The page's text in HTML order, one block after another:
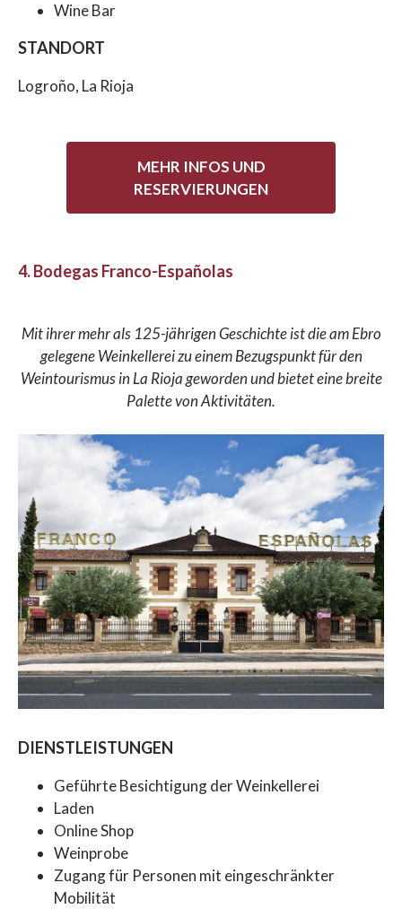
Wine Bar
STANDORT
Logroño, La Rioja
MEHR INFOS UND
RESERVIERUNGEN
4. Bodegas Franco-Españolas
Mit ihrer mehr als 125-jährigen Geschichte ist die am Ebro
gelegene Weinkellerei zu einem Bezugspunkt für den
Weintourismus in La Rioja geworden und bietet eine breite
Palette von Aktivitäten.
DIENSTLEISTUNGEN
Geführte Besichtigung der Weinkellerei
Laden
Online Shop
Weinprobe
Zugang für Personen mit eingeschränkter
Mobilität